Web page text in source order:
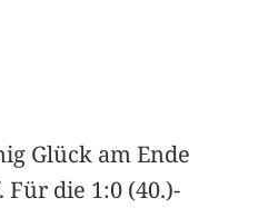
Glück am Ende
die 1:0 (40.)-